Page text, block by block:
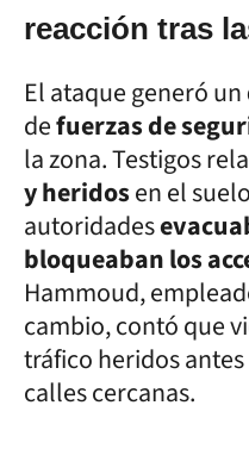
reacción tras
El ataque generó un
defuerzas de
la zona. Testigos
y heridosen el
autoridades
bloqueaban los
Hammoud,
cambio, contó que
tráfico heridos
calles cercanas.